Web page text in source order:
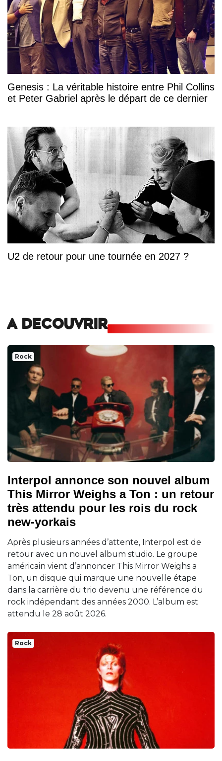
Genesis : La véritable histoire entre Phil Collins
et Peter Gabriel après le départ de ce dernier
U2 de retour pour une tournée en 2027 ?
A DECOUVRIR
Rock
Interpol annonce son nouvel album
This Mirror Weighs a Ton : un retour
très attendu pour les rois du rock
new-yorkais
Après plusieurs années d’attente, Interpol est de
retour avec un nouvel album studio. Le groupe
américain vient d’annoncer This Mirror Weighs a
Ton, un disque qui marque une nouvelle étape
dans la carrière du trio devenu une référence du
rock indépendant des années 2000. L’album est
attendu le 28 août 2026.
Rock